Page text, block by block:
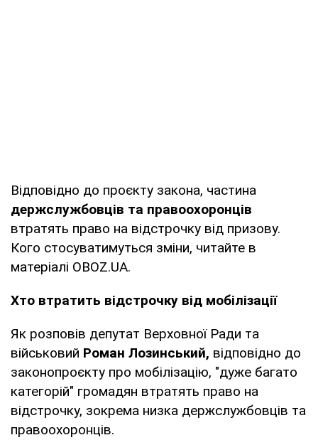
Відповідно до проєкту закона, частина
держслужбовців та правоохоронців
втратять право на відстрочку від призову.
Кого стосуватимуться зміни, читайте в
матеріалі OBOZ.UA.
Хто втратить відстрочку від мобілізації
Як розповів депутат Верховної Ради та
військовий Роман Лозинський, відповідно до
законопроєкту про мобілізацію, "дуже багато
категорій" громадян втратять право на
відстрочку, зокрема низка держслужбовців та
правоохоронців.